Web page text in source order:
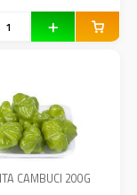
CAMBUCI 200G